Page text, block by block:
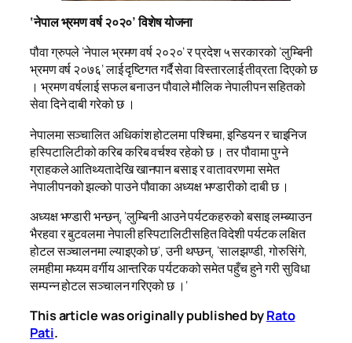
‘नेपाल भ्रमण वर्ष २०२०’ विशेष योजना
पौवा ग्रुपले ‘नेपाल भ्रमण वर्ष २०२०’ र प्रदेश ५ सरकारको ‘लुम्बिनी
भ्रमण वर्ष २०७६’ लाई दृष्टिगत गर्दै सेवा विस्तारलाई तीव्रता दिएको छ
। भ्रमण वर्षलाई सफल बनाउन पौवाले मौलिक नेपालीपन सहितको
सेवा दिने दाबी गरेको छ ।
नेपालमा सञ्चालित अधिकांश होटलमा पश्चिमा, इन्डियन र चाइनिज
हस्पिटालिटीको करिब करिब वर्चश्व रहेको छ । तर पौवामा पुग्ने
ग्राहकले आतिथ्यतादेखि खानपान बसाइ र वातावरणमा समेत
नेपालीपनको झल्को पाउने पौवाका अध्यक्ष भण्डारीको दाबी छ ।
अध्यक्ष भण्डारी भन्छन्, ‘लुम्बिनी आउने पर्यटकहरुको बसाइ लम्ब्याउन
भैरहवा र बुटवलमा नेपाली हस्पिटालिटीसहित विदेशी पर्यटक लक्षित
होटल सञ्चालनमा ल्याइएको छ’, उनी थप्छन्, ‘सालझण्डी, गोरुसिंगे,
लमहीमा मध्यम वर्गीय आन्तरिक पर्यटकको समेत पहुँच हुने गरी सुविधा
सम्पन्न होटल सञ्चालन गरिएको छ ।’
This article was originally published byRato
Pati.